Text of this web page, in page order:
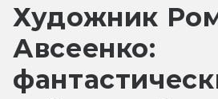
Художник
Авсеенко: